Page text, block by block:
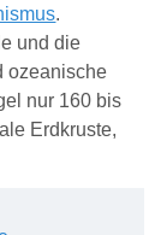
.
und die
ozeanische
nur 160 bis
Erdkruste,